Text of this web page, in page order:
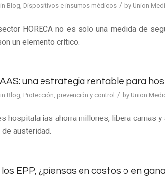
in Blog Dispositivos e insumos médicos / by Union
HORECA no es solo una medida de
un elemento crítico.
una estrategia rentable para
in Blog Protección, prevención y control / by Union
hospitalarias ahorra millones, libera camas
austeridad.
EPP, ¿piensas en costos o en